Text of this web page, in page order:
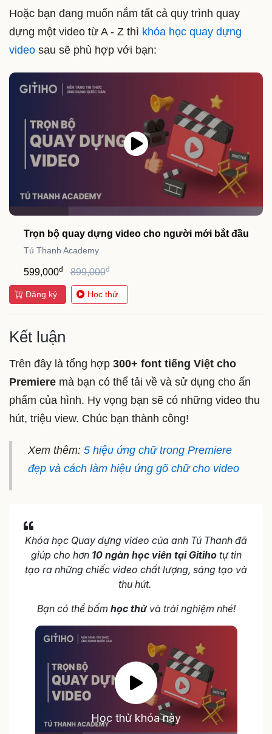
Hoặc bạn đang muốn nắm tất cả quy trình quay
dựng một video từ A - Z thì khóa học quay dựng
video sau sẽ phù hợp với bạn:
Trọn bộ quay dựng video cho người mới bắt đầu
Tú Thanh Academy
599,000đ 899,000đ
Đăng ký Học thử
Kết luận
Trên đây là tổng hợp 300+ font tiếng Việt cho
Premiere mà bạn có thể tải về và sử dụng cho ấn
phẩm của hình. Hy vọng bạn sẽ có những video thu
hút, triệu view. Chúc bạn thành công!
Xem thêm: 5 hiệu ứng chữ trong Premiere
đẹp và cách làm hiệu ứng gõ chữ cho video
Khóa học Quay dựng video của anh Tú Thanh đã
giúp cho hơn 10 ngàn học viên tại Gitihotự tin
tạo ra những chiếc video chất lượng, sáng tạo và
thu hút.
Bạn có thể bấm học thửvà trải nghiệm nhé!
Học thử khóa này